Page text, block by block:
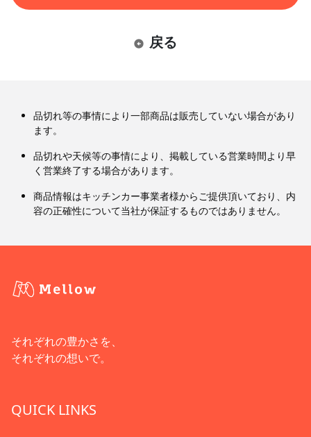
戻る
品切れ等の事情により一部商品は販売していない場合があり
ます。
品切れや天候等の事情により、掲載している営業時間より早
く営業終了する場合があります。
商品情報はキッチンカー事業者様からご提供頂いており、内
容の正確性について当社が保証するものではありません。
それぞれの豊かさを、
それぞれの想いで。
QUICK LINKS